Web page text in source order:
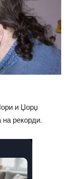
и Џорџ
на рекорди.